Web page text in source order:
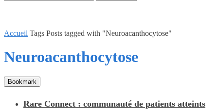
Accueil Tags Posts tagged with "Neuroacanthocytose"
Neuroacanthocytose
Bookmark
Rare Connect : communauté de patients atteints